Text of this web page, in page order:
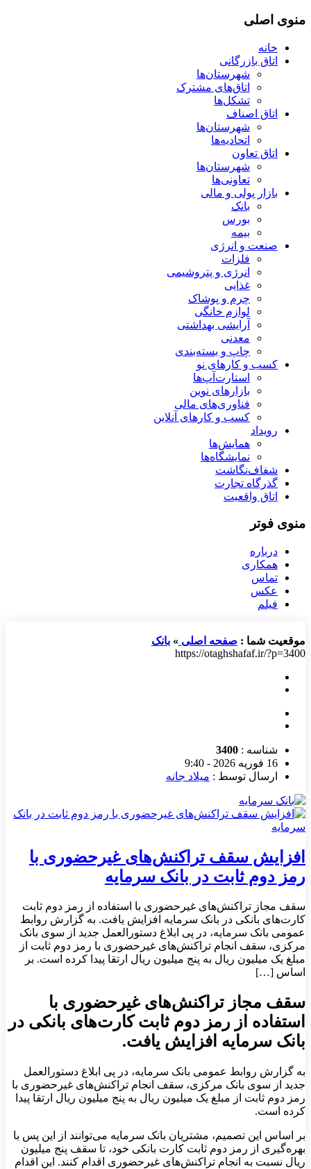
منوی اصلی
خانه
اتاق بازرگانی
شهرستان‌ها
اتاق‌های مشترک
تشکل‌ها
اتاق اصناف
شهرستان‌ها
اتحادیه‌ها
اتاق تعاون
شهرستان‌ها
تعاونی‌ها
بازار پولی و مالی
بانک
بورس
بیمه
صنعت و انرژی
فلزات
انرژی و پتروشیمی
غذایی
چرم و پوشاک
لوازم خانگی
آرایشی بهداشتی
معدنی
چاپ و بسته‌بندی
کسب و کارهای نو
استارت‌آپ‌ها
بازارهای نوین
فناوری‌های مالی
کسب و کارهای آنلاین
رویداد
همایش‌ها
نمایشگاه‌ها
شفاف‌نگاشت
گذرگاه تجارت
اتاق واقعیت
منوی فوتر
درباره
همکاری
تماس
عکس
فیلم
موقعیت شما : صفحه اصلی » بانک
https://otaghshafaf.ir/?p=3400
شناسه : 3400
16 فوریه 2026 - 9:40
ارسال توسط : میلاد جانه
افزایش سقف تراکنش‌های غیرحضوری با
رمز دوم ثابت در بانک سرمایه
سقف مجاز تراکنش‌های غیرحضوری با استفاده از رمز دوم ثابت
کارت‌های بانکی در بانک سرمایه افزایش یافت. به گزارش روابط
عمومی بانک سرمایه، در پی ابلاغ دستورالعمل جدید از سوی بانک
مرکزی، سقف انجام تراکنش‌های غیرحضوری با رمز دوم ثابت از
مبلغ یک میلیون ریال به پنج میلیون ریال ارتقا پیدا کرده است. بر
اساس […]
سقف مجاز تراکنش‌های غیرحضوری با
استفاده از رمز دوم ثابت کارت‌های بانکی در
بانک سرمایه افزایش یافت.
به گزارش روابط عمومی بانک سرمایه، در پی ابلاغ دستورالعمل
جدید از سوی بانک مرکزی، سقف انجام تراکنش‌های غیرحضوری با
رمز دوم ثابت از مبلغ یک میلیون ریال به پنج میلیون ریال ارتقا پیدا
کرده است.
بر اساس این تصمیم، مشتریان بانک سرمایه می‌توانند از این پس با
بهره‌گیری از رمز دوم ثابت کارت بانکی خود، تا سقف پنج میلیون
ریال نسبت به انجام تراکنش‌های غیرحضوری اقدام کنند. این اقدام